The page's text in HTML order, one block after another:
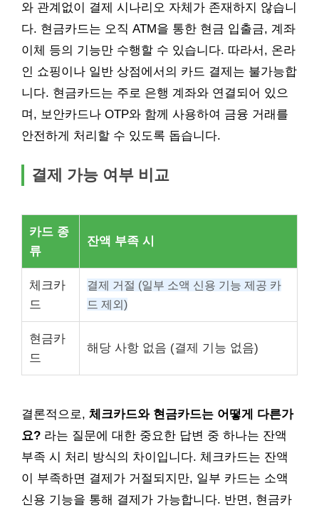
와 관계없이 결제 시나리오 자체가 존재하지 않습니
다. 현금카드는 오직 ATM을 통한 현금 입출금, 계좌
이체 등의 기능만 수행할 수 있습니다. 따라서, 온라
인 쇼핑이나 일반 상점에서의 카드 결제는 불가능합
니다. 현금카드는 주로 은행 계좌와 연결되어 있으
며, 보안카드나 OTP와 함께 사용하여 금융 거래를
안전하게 처리할 수 있도록 돕습니다.
결제 가능 여부 비교
카드 종
류
잔액 부족 시
체크카
드
결제 거절 (일부 소액 신용 기능 제공 카
드 제외)
현금카
드
해당 사항 없음 (결제 기능 없음)
결론적으로, 체크카드와 현금카드는 어떻게 다른가
요? 라는 질문에 대한 중요한 답변 중 하나는 잔액
부족 시 처리 방식의 차이입니다. 체크카드는 잔액
이 부족하면 결제가 거절되지만, 일부 카드는 소액
신용 기능을 통해 결제가 가능합니다. 반면, 현금카